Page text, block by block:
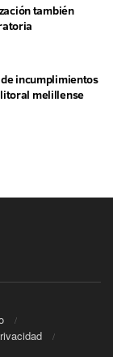
también
incumplimientos
litoral melillense